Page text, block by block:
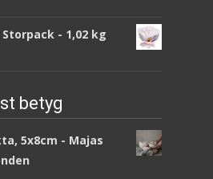
- 1,02 kg
betyg
5x8cm - Majas